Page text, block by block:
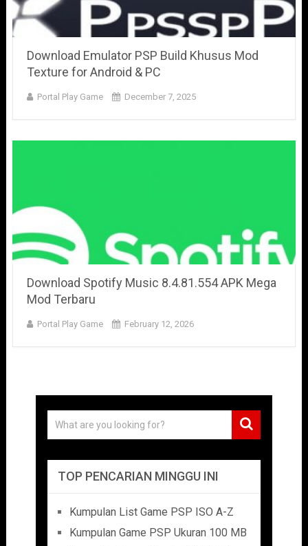
Download Emulator PSP Build Khusus Mod
Texture for Android & PC
Portal Play Game December 7, 2025
Download Spotify Music 8.4.81.554 APK Mega
Mod Terbaru
Portal Play Game February 12, 2026
TOP PENCARIAN MINGGU INI
Kumpulan List Game PSP ISO A-Z
Kumpulan Game PSP Ukuran 100 MB